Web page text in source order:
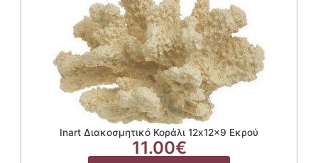
Inart Διακοσμητικό Κοράλι 12x12x9 Εκρού
11.00€